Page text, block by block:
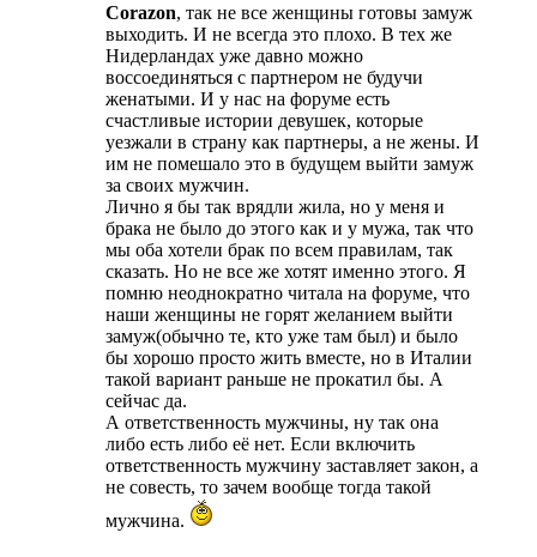
Corazon, так не все женщины готовы замуж
выходить. И не всегда это плохо. В тех же
Нидерландах уже давно можно
воссоединяться с партнером не будучи
женатыми. И у нас на форуме есть
счастливые истории девушек, которые
уезжали в страну как партнеры, а не жены. И
им не помешало это в будущем выйти замуж
за своих мужчин.
Лично я бы так врядли жила, но у меня и
брака не было до этого как и у мужа, так что
мы оба хотели брак по всем правилам, так
сказать. Но не все же хотят именно этого. Я
помню неоднократно читала на форуме, что
наши женщины не горят желанием выйти
замуж(обычно те, кто уже там был) и было
бы хорошо просто жить вместе, но в Италии
такой вариант раньше не прокатил бы. А
сейчас да.
А ответственность мужчины, ну так она
либо есть либо её нет. Если включить
ответственность мужчину заставляет закон, а
не совесть, то зачем вообще тогда такой
мужчина.